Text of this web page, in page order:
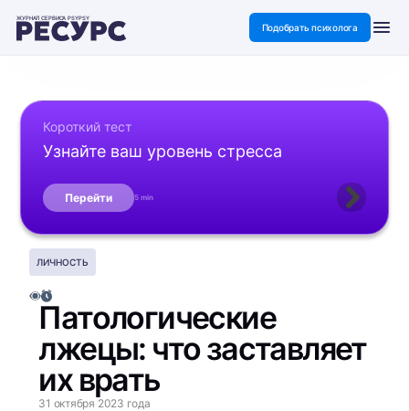
ЖУРНАЛ СЕРВИСА PSYPSY
Подобрать психолога
Короткий тест
Узнайте ваш уровень стресса
Перейти 5 min
ЛИЧНОСТЬ
Патологические
лжецы: что заставляет
их врать
31 октября 2023 года